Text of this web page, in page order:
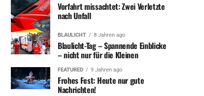
Vorfahrt missachtet: Zwei Verletzte
nach Unfall
BLAULICHT 8 Jahren ago
Blaulicht-Tag – Spannende Einblicke
– nicht nur für die Kleinen
FEATURED 9 Jahren ago
Frohes Fest: Heute nur gute
Nachrichten!